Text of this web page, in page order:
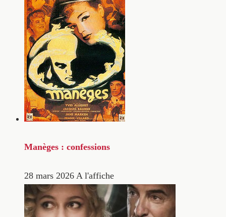
Manèges : confessions
28 mars 2026 A l'affiche